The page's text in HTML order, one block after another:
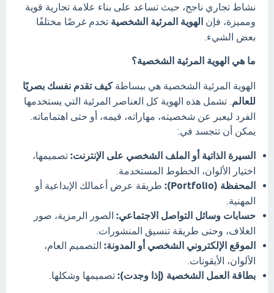
نشاط تجاري ناجح، حيث تساعد على بناء علامة تجارية قوية
ومميزة، فإن الهوية المرئية الشخصية تخدم غرضًا مختلفًا
بعض الشيء.
ما هي الهوية المرئية الشخصية؟
الهوية المرئية الشخصية هي ببساطةكيف تقدم نفسك بصريًا
للعالم . تشمل هذه الهوية كل العناصر المرئية التي يستخدمها
الفرد ليعبر عن شخصيته، مهاراته، قيمه، أو حتى اهتماماته.
يمكن أن تتجسد في:
السيرة الذاتية أو الملف الشخصي على الإنترنت: تصميمها،
اختيار الألوان، الخطوط المستخدمة.
المحفظة (Portfolio):
طريقة عرض أعمالك الإبداعية أو
المهنية.
حسابات وسائل التواصل الاجتماعي: الصور الرمزية، صور
الغلاف، وحتى طريقة تنسيق المنشورات.
الموقع الإلكتروني الشخصي أو المدونة: التصميم العام،
الألوان، الأيقونات.
بطاقة العمل الشخصية (إذا وجدت): تصميمها وشكلها.